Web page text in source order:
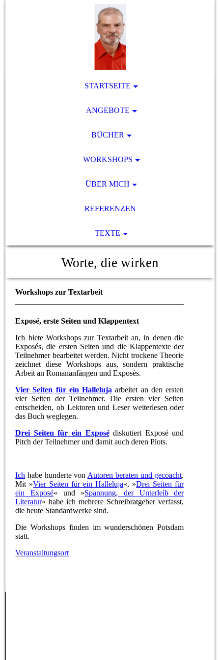
STARTSEITE
ANGEBOTE
BÜCHER
WORKSHOPS
ÜBER MICH
REFERENZEN
TEXTE
Worte, die wirken
Workshops zur Textarbeit
Exposé, erste Seiten und Klappentext
Ich biete Workshops zur Textarbeit an, in denen die
Exposés, die ersten Seiten und die Klappentexte der
Teilnehmer bearbeitet werden. Nicht trockene Theorie
zeichnet diese Workshops aus, sondern praktische
Arbeit an Romananfängen und Exposés.
Vier Seiten für ein Halleluja arbeitet an den ersten
vier Seiten der Teilnehmer. Die ersten vier Seiten
entscheiden, ob Lektoren und Leser weiterlesen oder
das Buch weglegen.
Drei Seiten für ein Exposédiskutiert Exposé und
Pitch der Teilnehmer und damit auch deren Plots.
Ich habe hunderte von Autoren beraten und gecoacht.
Mit »Vier Seiten für ein Halleluja«, »Drei Seiten für
ein Exposé« und »Spannung, der Unterleib der
Literatur« habe ich mehrere Schreibratgeber verfasst,
die heute Standardwerke sind.
Die Workshops finden im wunderschönen Potsdam
statt.
Veranstaltungsort